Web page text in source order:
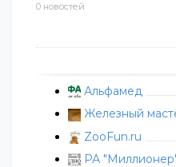
0 новостей
Альфамед
Железный
ZooFun.ru
РА